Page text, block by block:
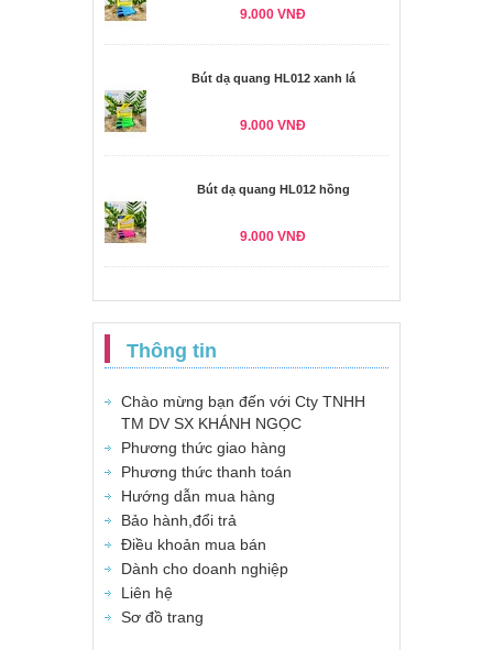
9.000 VNĐ
Bút dạ quang HL012 xanh lá
9.000 VNĐ
Bút dạ quang HL012 hồng
9.000 VNĐ
Thông tin
Chào mừng bạn đến với Cty TNHH
TM DV SX KHÁNH NGỌC
Phương thức giao hàng
Phương thức thanh toán
Hướng dẫn mua hàng
Bảo hành,đổi trả
Điều khoản mua bán
Dành cho doanh nghiệp
Liên hệ
Sơ đồ trang